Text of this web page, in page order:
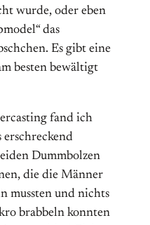
wurde, oder eben
das
Es gibt eine
besten bewältigt
fand ich
erschreckend
Dummbolzen
die die Männer
mussten und nichts
brabbeln konnten